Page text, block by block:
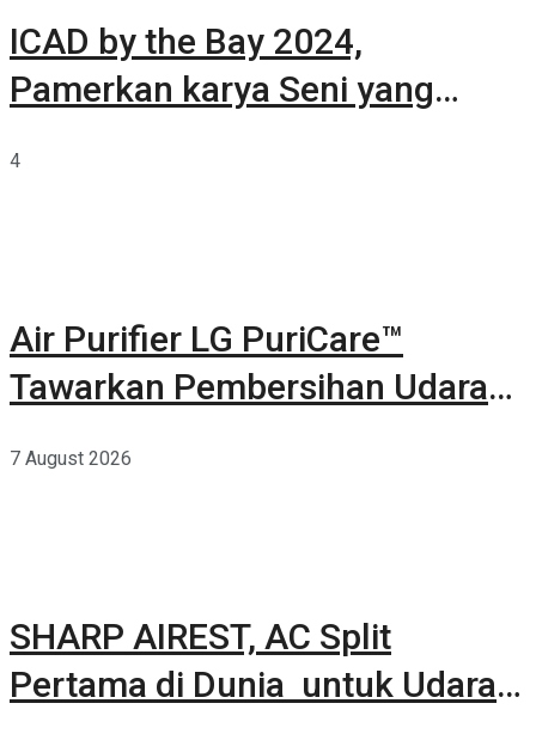
ICAD by the Bay 2024,
Pamerkan karya Seni yang
4
Air Purifier LG PuriCare™
Tawarkan Pembersihan Udara
7 August 2026
SHARP AIREST, AC Split
Pertama di Dunia untuk Udara